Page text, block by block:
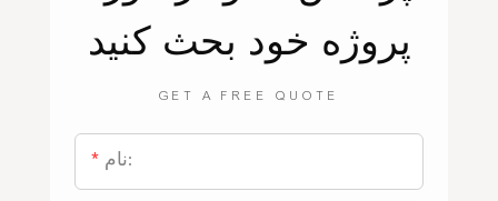
پروژه خود بحث کنید
GET A FREE QUOTE
نام: